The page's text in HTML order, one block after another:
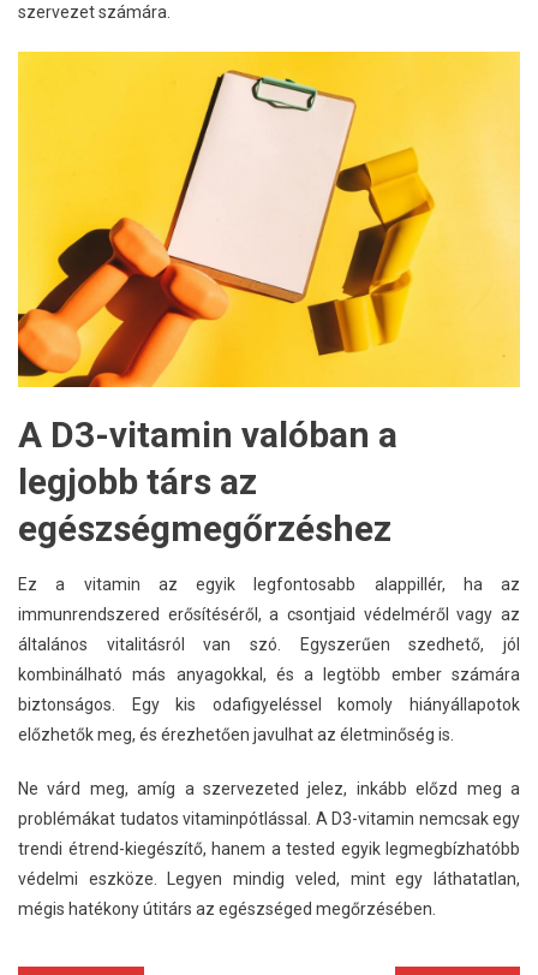
szervezet számára.
A D3-vitamin valóban a
legjobb társ az
egészségmegőrzéshez
Ez a vitamin az egyik legfontosabb alappillér, ha az
immunrendszered erősítéséről, a csontjaid védelméről vagy az
általános vitalitásról van szó. Egyszerűen szedhető, jól
kombinálható más anyagokkal, és a legtöbb ember számára
biztonságos. Egy kis odafigyeléssel komoly hiányállapotok
előzhetők meg, és érezhetően javulhat az életminőség is.
Ne várd meg, amíg a szervezeted jelez, inkább előzd meg a
problémákat tudatos vitaminpótlással. A D3-vitamin nemcsak egy
trendi étrend-kiegészítő, hanem a tested egyik legmegbízhatóbb
védelmi eszköze. Legyen mindig veled, mint egy láthatatlan,
mégis hatékony útitárs az egészséged megőrzésében.